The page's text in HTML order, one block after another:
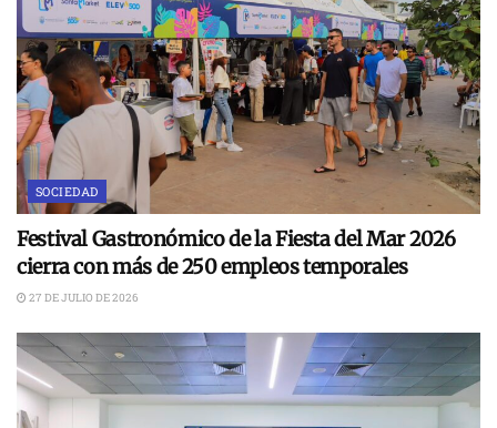
SOCIEDAD
Festival Gastronómico de la Fiesta del Mar 2026
cierra con más de 250 empleos temporales
27 DE JULIO DE 2026